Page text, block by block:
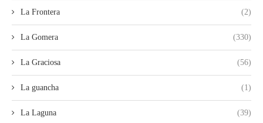
La Frontera (2)
La Gomera (330)
La Graciosa (56)
La guancha (1)
La Laguna (39)